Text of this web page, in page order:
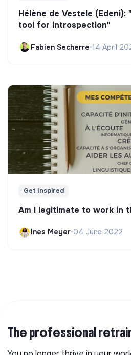
Hélène de Vestele
tool for introspection"
Fabien Secherre•14 April
Get Inspired
Am I legitimate to work in
Ines Meyer•04 June 2022
The professional